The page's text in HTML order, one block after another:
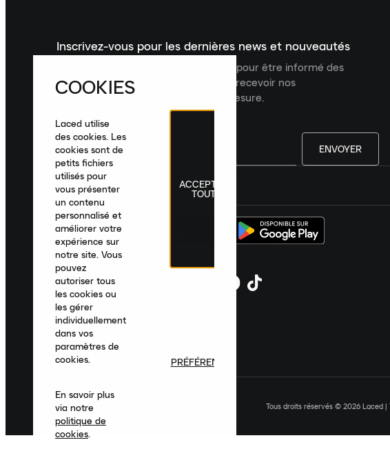
Inscrivez-vous pour les dernières news et nouveautés
Inscrivez-vous à la newsletter Laced pour être informé des
dernières nouveautés, collections et recevoir nos
recommandations de produits sur mesure.
ENVOYER
France|Français
Tous droits réservés © 2026 Laced |
COOKIES
Laced utilise
des cookies. Les
cookies sont de
petits fichiers
utilisés pour
vous présenter
un contenu
personnalisé et
améliorer votre
expérience sur
notre site. Vous
pouvez
autoriser tous
les cookies ou
les gérer
individuellement
dans vos
paramètres de
cookies.
En savoir plus
via notre
politique de
cookies.
ACCEPTER
TOUT
PRÉFÉRENCES